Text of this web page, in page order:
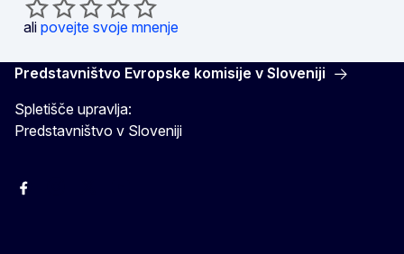
ali povejte svoje mnenje
Predstavništvo Evropske komisije v Sloveniji
Spletišče upravlja:
Predstavništvo v Sloveniji
Facebook